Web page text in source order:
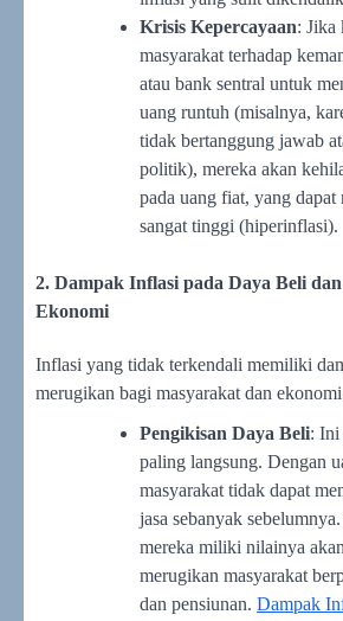
Krisis Kepercayaan: Jika
masyarakat terhadap
atau bank sentral untuk
uang runtuh (misalnya,
tidak bertanggung jawab
politik), mereka akan
pada uang fiat, yang
sangat tinggi (hiperinflasi).
2. Dampak Inflasi pada Daya Beli
Ekonomi
Inflasi yang tidak terkendali memiliki
merugikan bagi masyarakat dan
Pengikisan Daya Beli: Ini
paling langsung. Dengan
masyarakat tidak dapat
jasa sebanyak
mereka miliki nilainya
merugikan masyarakat
dan pensiunan. Dampak